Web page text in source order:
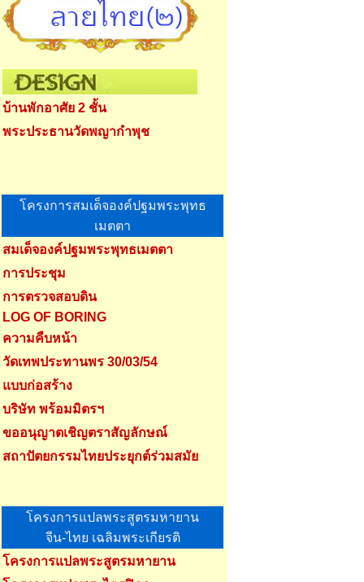
บ้านพักอาศัย 2 ชั้น
พระประธานวัดพญากำพุช
โครงการสมเด็จองค์ปฐมพระพุทธ
เมตตา
สมเด็จองค์ปฐมพระพุทธเมตตา
การประชุม
การตรวจสอบดิน
LOG OF BORING
ความคืบหน้า
วัดเทพประทานพร 30/03/54
แบบก่อสร้าง
บริษัท พร้อมมิตรฯ
ขออนุญาตเชิญตราสัญลักษณ์
สถาปัตยกรรมไทยประยุกต์ร่วมสมัย
โครงการแปลพระสูตรมหายาน
จีน-ไทย เฉลิมพระเกียรติ
โครงการแปลพระสูตรมหายาน